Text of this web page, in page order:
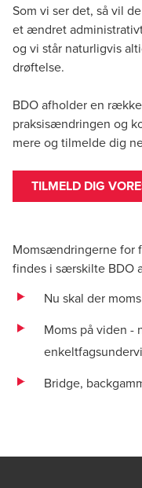
Som vi ser det, så vil
et ændret
og vi står naturligvis
drøftelse.
BDO afholder en
praksisændringen og
mere og tilmelde dig
TILMELD DIG
Momsændringerne for
findes i særskilte BDO
Nu skal der
Moms på viden -
Bridge,